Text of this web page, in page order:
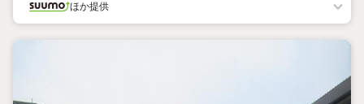
ほか提供